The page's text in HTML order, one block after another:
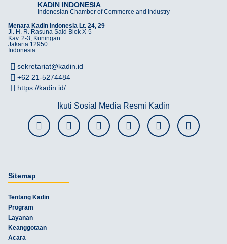
KADIN INDONESIA
Indonesian Chamber of Commerce and Industry
Menara Kadin Indonesia Lt. 24, 29
Jl. H. R. Rasuna Said Blok X-5
Kav. 2-3, Kuningan
Jakarta 12950
Indonesia
sekretariat@kadin.id
+62 21-5274484
https://kadin.id/
Ikuti Sosial Media Resmi Kadin
Sitemap
Tentang Kadin
Program
Layanan
Keanggotaan
Acara